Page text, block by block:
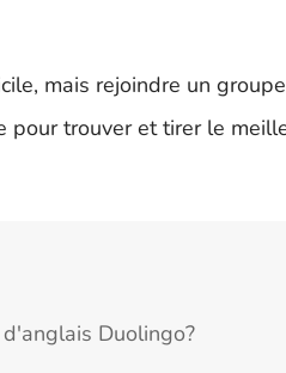
mais rejoindre un
pour trouver et tirer le
Duolingo?